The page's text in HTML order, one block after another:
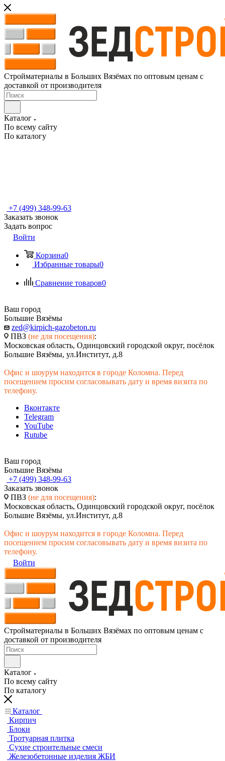
Стройматериалы в Больших Вязёмах по оптовым ценам с
доставкой от производителя
Каталог
По всему сайту
По каталогу
+7 (499) 348-99-63
Заказать звонок
Задать вопрос
Войти
Корзина0
Избранные товары0
Сравнение товаров0
Ваш город
Большие Вязёмы
zed@kirpich-gazobeton.ru
ПВЗ (не для посещения):
Московская область, Одинцовский городской округ, посёлок
Большие Вязёмы, ул.Институт, д.8
Офис и шоурум находится в городе Коломна. Перед
посещением просим согласовывать дату и время визита по
телефону.
Вконтакте
Telegram
YouTube
Rutube
Ваш город
Большие Вязёмы
+7 (499) 348-99-63
Заказать звонок
ПВЗ (не для посещения):
Московская область, Одинцовский городской округ, посёлок
Большие Вязёмы, ул.Институт, д.8
Офис и шоурум находится в городе Коломна. Перед
посещением просим согласовывать дату и время визита по
телефону.
Войти
Стройматериалы в Больших Вязёмах по оптовым ценам с
доставкой от производителя
Каталог
По всему сайту
По каталогу
Каталог
Кирпич
Блоки
Тротуарная плитка
Сухие строительные смеси
Железобетонные изделия ЖБИ